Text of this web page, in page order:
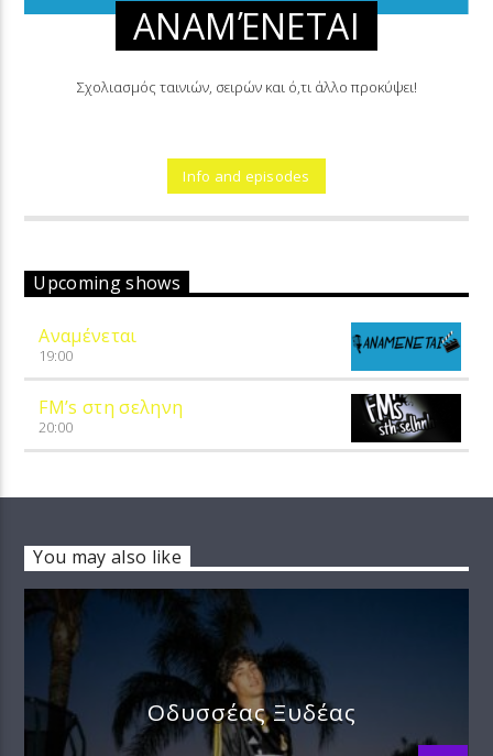
ΑΝΑΜΈΝΕΤΑΙ
Σχολιασμός ταινιών, σειρών και ό,τι άλλο προκύψει!
Info and episodes
Upcoming shows
Αναμένεται
19:00
FM’s στη σεληνη
20:00
You may also like
Οδυσσέας Ξυδέας